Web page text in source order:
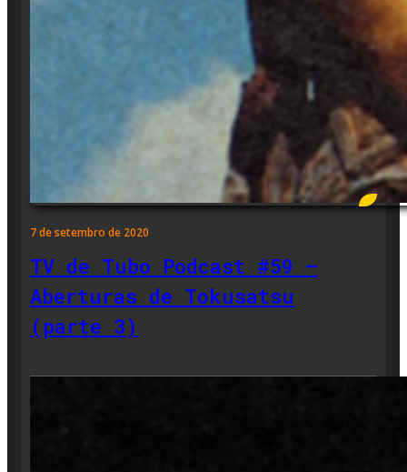
7 de setembro de 2020
TV de Tubo Podcast #59 –
Aberturas de Tokusatsu
(parte 3)